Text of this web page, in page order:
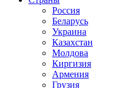
Россия
Беларусь
Украина
Казахстан
Молдова
Киргизия
Армения
Грузия